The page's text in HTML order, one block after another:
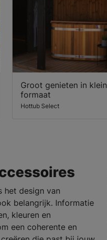
Groot genieten in klein
formaat
Hottub Select
het design van
belangrijk. Informatie
kleuren en
een coherente en